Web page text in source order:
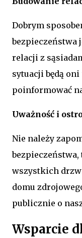
Dobrym
bezpieczeństwa
relacji z
sytuacji będą
poinformować
Uważność i
Nie należy
wszystkich
domu
publicznie o
Wsparcie